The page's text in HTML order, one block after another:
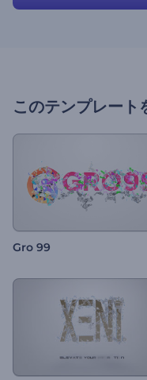
このテンプレート
Gro 99